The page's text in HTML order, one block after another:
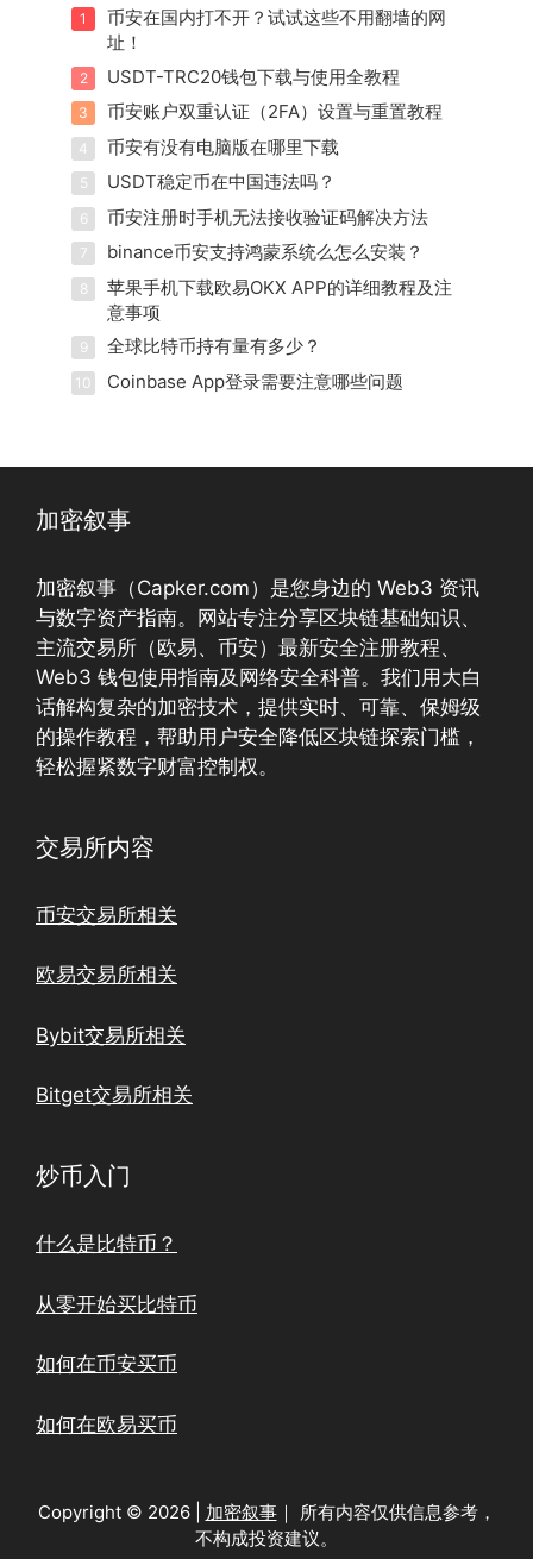
1
币安在国内打不开？试试这些不用翻墙的网
址！
2 USDT-TRC20钱包下载与使用全教程
3 币安账户双重认证（2FA）设置与重置教程
4 币安有没有电脑版在哪里下载
5 USDT稳定币在中国违法吗？
6 币安注册时手机无法接收验证码解决方法
7 binance币安支持鸿蒙系统么怎么安装？
8
苹果手机下载欧易OKX APP的详细教程及注
意事项
9 全球比特币持有量有多少？
10 Coinbase App登录需要注意哪些问题
加密叙事
加密叙事（Capker.com）是您身边的 Web3 资讯
与数字资产指南。网站专注分享区块链基础知识、
主流交易所（欧易、币安）最新安全注册教程、
Web3 钱包使用指南及网络安全科普。我们用大白
话解构复杂的加密技术，提供实时、可靠、保姆级
的操作教程，帮助用户安全降低区块链探索门槛，
轻松握紧数字财富控制权。
交易所内容
币安交易所相关
欧易交易所相关
Bybit交易所相关
Bitget交易所相关
炒币入门
什么是比特币？
从零开始买比特币
如何在币安买币
如何在欧易买币
Copyright © 2026 | 加密叙事｜ 所有内容仅供信息参考，
不构成投资建议。